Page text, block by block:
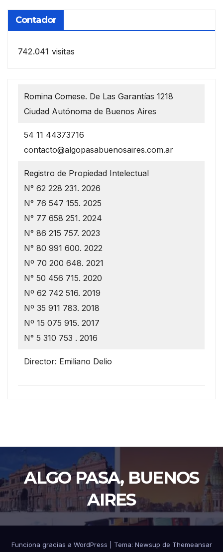
Contador
742.041 visitas
Romina Comese. De Las Garantías 1218
Ciudad Autónoma de Buenos Aires
54 11 44373716
contacto@algopasabuenosaires.com.ar
Registro de Propiedad Intelectual
N° 62 228 231. 2026
N° 76 547 155. 2025
N° 77 658 251. 2024
N° 86 215 757. 2023
N° 80 991 600. 2022
Nº 70 200 648. 2021
N° 50 456 715. 2020
Nº 62 742 516. 2019
Nº 35 911 783. 2018
Nº 15 075 915. 2017
N° 5 310 753 . 2016
Director: Emiliano Delio
ALGO PASA, BUENOS
AIRES
Funciona gracias a WordPress Tema: Newsup de Themeansar